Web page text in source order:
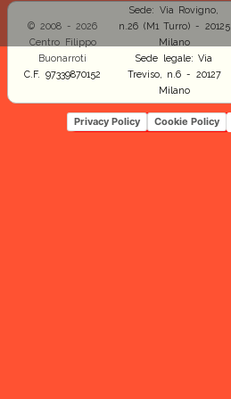
© 2008 - 2026
Centro Filippo
Buonarroti
C.F. 97339870152
Sede: Via Rovigno,
n.26 (M1 Turro) - 20125
Milano
Sede legale: Via
Treviso, n.6 - 20127
Milano
Privacy Policy Cookie Policy